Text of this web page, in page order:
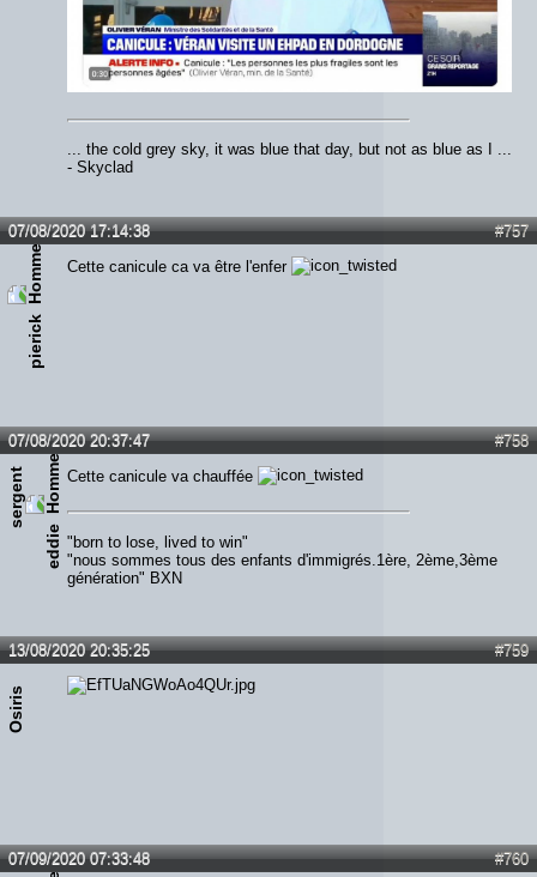
... the cold grey sky, it was blue that day, but not as blue as I ...
- Skyclad
#757
07/08/2020 17:14:38
pierick
Cette canicule ca va être l'enfer
#758
07/08/2020 20:37:47
s
e
r
g
e
n
t
e
d
d
i
e
Cette canicule va chauffée
"born to lose, lived to win"
"nous sommes tous des enfants d'immigrés.1ère, 2ème,3ème
génération" BXN
#759
13/08/2020 20:35:25
Osiris
#760
07/09/2020 07:33:48